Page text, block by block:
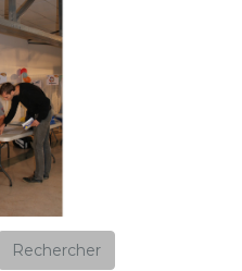
Rechercher